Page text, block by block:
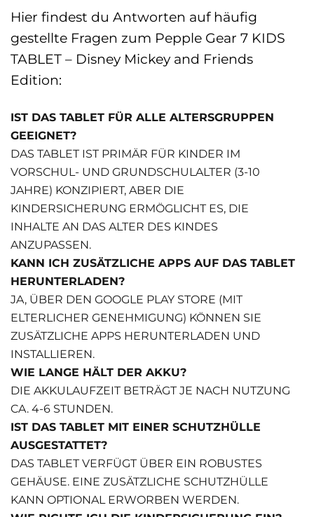
Hier findest du Antworten auf häufig
gestellte Fragen zum Pepple Gear 7 KIDS
TABLET – Disney Mickey and Friends
Edition:
IST DAS TABLET FÜR ALLE ALTERSGRUPPEN
GEEIGNET?
DAS TABLET IST PRIMÄR FÜR KINDER IM
VORSCHUL- UND GRUNDSCHULALTER (3-10
JAHRE) KONZIPIERT, ABER DIE
KINDERSICHERUNG ERMÖGLICHT ES, DIE
INHALTE AN DAS ALTER DES KINDES
ANZUPASSEN.
KANN ICH ZUSÄTZLICHE APPS AUF DAS TABLET
HERUNTERLADEN?
JA, ÜBER DEN GOOGLE PLAY STORE (MIT
ELTERLICHER GENEHMIGUNG) KÖNNEN SIE
ZUSÄTZLICHE APPS HERUNTERLADEN UND
INSTALLIEREN.
WIE LANGE HÄLT DER AKKU?
DIE AKKULAUFZEIT BETRÄGT JE NACH NUTZUNG
CA. 4-6 STUNDEN.
IST DAS TABLET MIT EINER SCHUTZHÜLLE
AUSGESTATTET?
DAS TABLET VERFÜGT ÜBER EIN ROBUSTES
GEHÄUSE. EINE ZUSÄTZLICHE SCHUTZHÜLLE
KANN OPTIONAL ERWORBEN WERDEN.